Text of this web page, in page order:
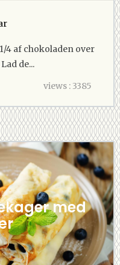
4 af chokoladen over
de...
views : 3385
med